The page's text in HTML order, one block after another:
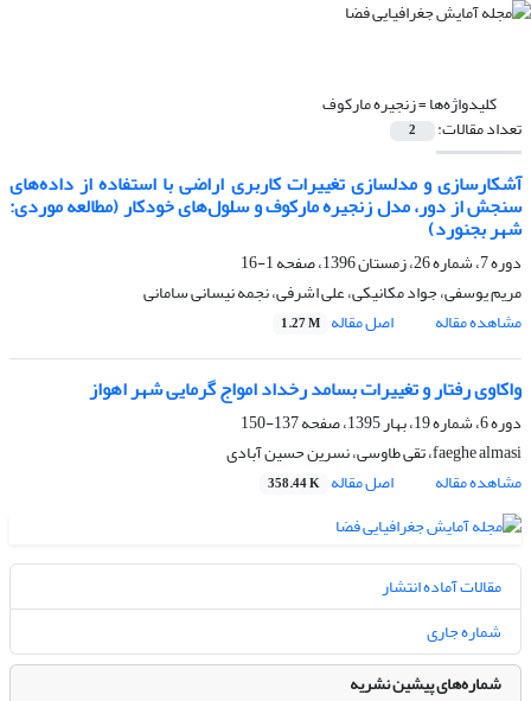
کلیدواژه‌ها =زنجیره مارکوف
تعداد مقالات: 2
آشکارسازی و مدلسازی تغییرات کاربری اراضی با استفاده از داده‌های
سنجش از دور، مدل زنجیره مارکوف و سلول‌های خودکار (مطالعه موردی:
شهر بجنورد)
دوره 7، شماره 26، زمستان 1396، صفحه
1-16
مریم یوسفی، جواد مکانیکی، علی اشرفی، نجمه نیسانی سامانی
مشاهده مقاله
اصل مقاله 1.27 M
واکاوی رفتار و تغییرات بسامد رخداد امواج گرمایی شهر اهواز
دوره 6، شماره 19، بهار 1395، صفحه
137-150
faeghe almasi، تقی طاوسی، نسرین حسین آبادی
مشاهده مقاله
اصل مقاله 358.44 K
مقالات آماده انتشار
شماره جاری
شماره‌های پیشین نشریه